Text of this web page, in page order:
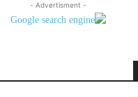
- Advertisment -